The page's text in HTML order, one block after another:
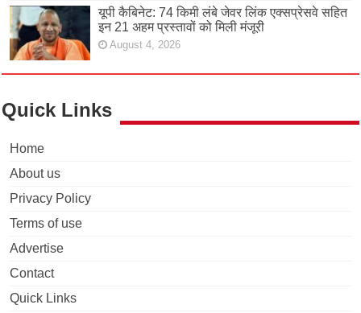
यूपी कैबिनेट: 74 किमी लंबे जेवर लिंक एक्सप्रेसवे सहित
इन 21 अहम प्रस्तावों को मिली मंजूरी
August 4, 2026
Quick Links
Home
About us
Privacy Policy
Terms of use
Advertise
Contact
Quick Links